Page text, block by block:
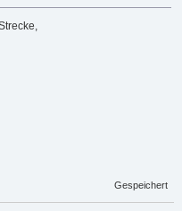
Gespeichert